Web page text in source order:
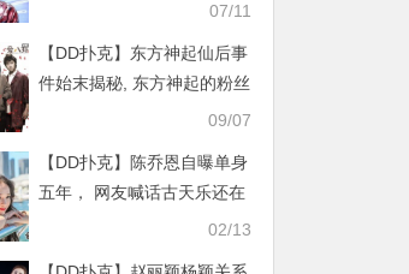
07/11
【DD扑克】东方神起仙后事
件始末揭秘, 东方神起的粉丝
09/07
【DD扑克】陈乔恩自曝单身
五年， 网友喊话古天乐还在
02/13